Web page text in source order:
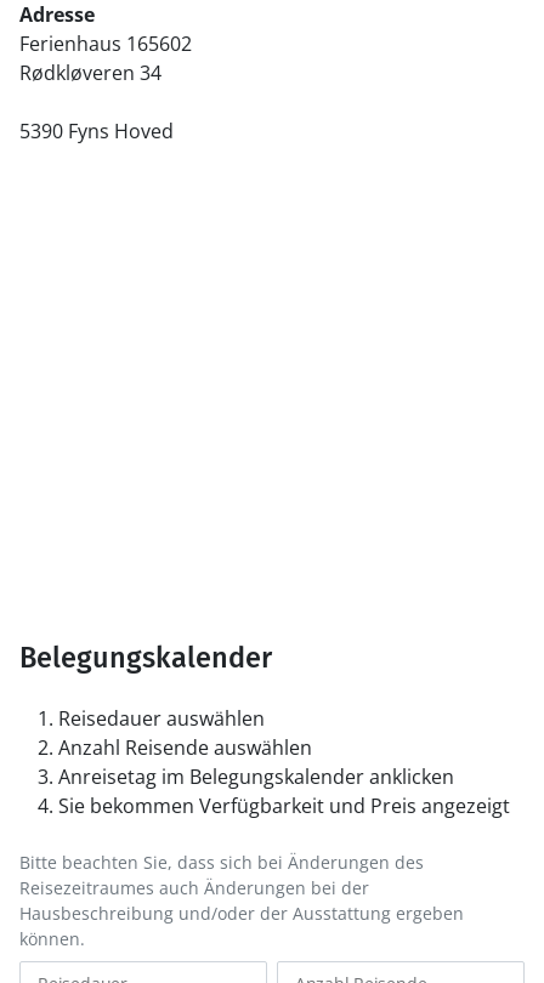
Adresse
Ferienhaus 165602
Rødkløveren 34
5390 Fyns Hoved
Belegungskalender
Reisedauer auswählen
Anzahl Reisende auswählen
Anreisetag im Belegungskalender anklicken
Sie bekommen Verfügbarkeit und Preis angezeigt
Bitte beachten Sie, dass sich bei Änderungen des
Reisezeitraumes auch Änderungen bei der
Hausbeschreibung und/oder der Ausstattung ergeben
können.